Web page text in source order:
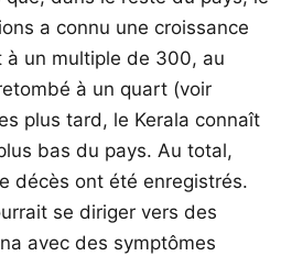
a connu une croissance
à un multiple de 300, au
à un quart (voir
plus tard, le Kerala connaît
bas du pays. Au total,
décès ont été enregistrés.
se diriger vers des
avec des symptômes